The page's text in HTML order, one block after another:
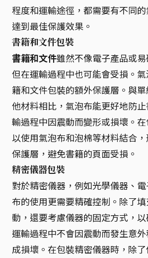
程度和運輸途徑，都需要有不同
達到最佳保護效果。
書籍和文件包裝
書籍和文件雖然不像電子產品或易
但在運輸過程中也可能會受損。
籍和文件包裝的額外保護層。與
他材料相比，氣泡布能更好地防
輸過程中因震動而變形或損壞。
以使用氣泡布和泡棉等材料結合
保護層，避免書籍的頁面受損。
精密儀器包裝
對於精密儀器，例如光學儀器、
布的使用更需要精確控制。除了
動，還要考慮儀器的固定方式，
運輸過程中不會因震動而發生意
成損壞。在包裝精密儀器時，除